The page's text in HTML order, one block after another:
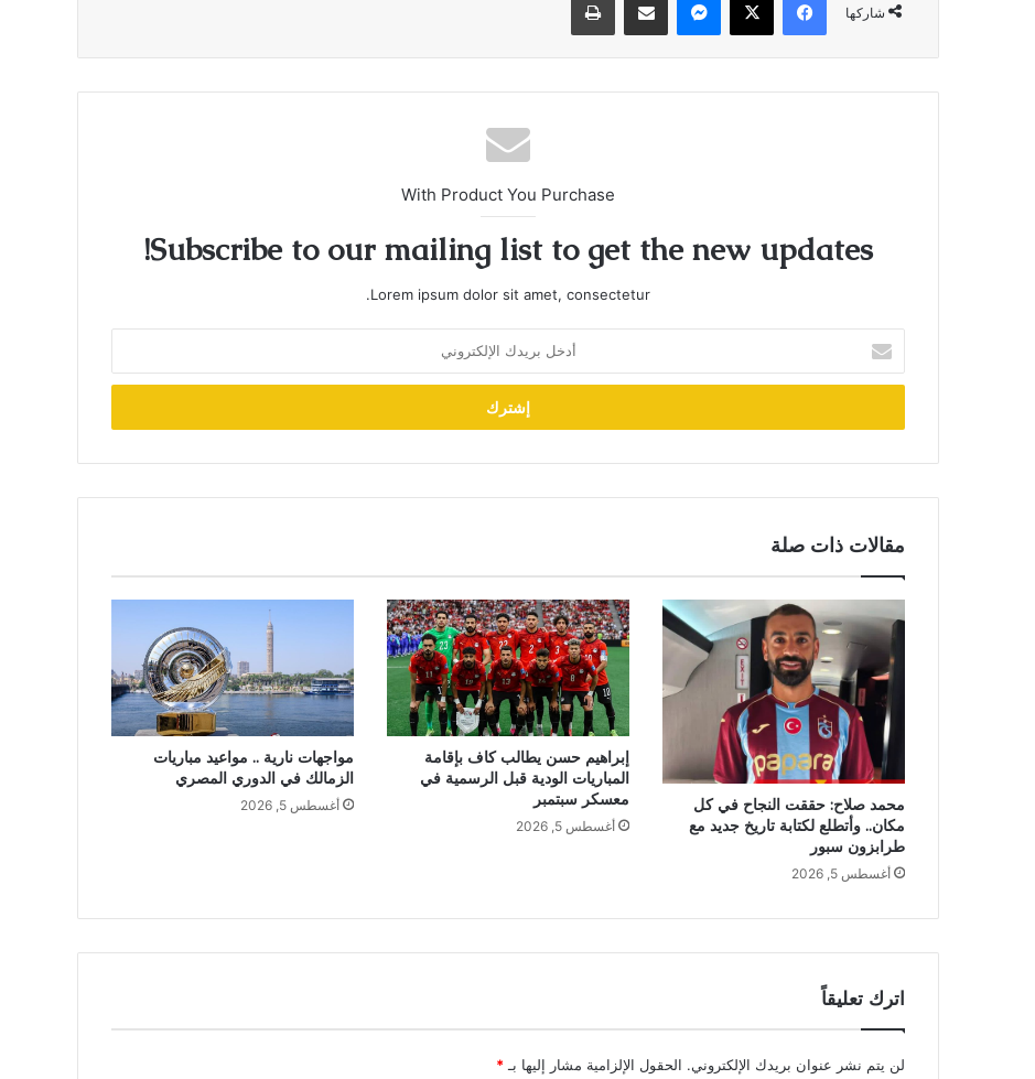
شاركها
With Product You Purchase
Subscribe to our mailing list to get the new updates!
Lorem ipsum dolor sit amet, consectetur.
بريدك
الإلكتروني
مقالات ذات صلة
محمد صلاح: حققت النجاح في كل
مكان.. وأتطلع لكتابة تاريخ جديد مع
طرابزون سبور
أغسطس 5, 2026
إبراهيم حسن يطالب كاف بإقامة
المباريات الودية قبل الرسمية في
معسكر سبتمبر
أغسطس 5, 2026
مواجهات نارية .. مواعيد مباريات
الزمالك في الدوري المصري
أغسطس 5, 2026
اترك تعليقاً
لن يتم نشر عنوان بريدك الإلكتروني. الحقول الإلزامية مشار إليها بـ *